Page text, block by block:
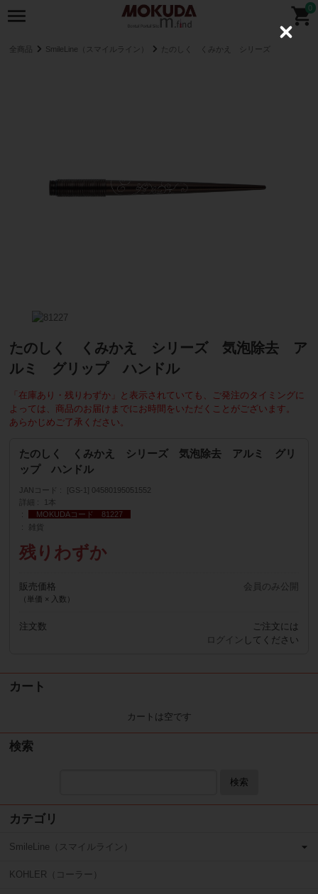
0
全商品 SmileLine（スマイルライン） たのしく くみかえ シリーズ
たのしく くみかえ シリーズ 気泡除去 ア
ルミ グリップ ハンドル
「在庫あり・残りわずか」と表示されていても、ご発注のタイミングに
よっては、商品のお届けまでにお時間をいただくことがございます。
あらかじめご了承ください。
たのしく くみかえ シリーズ 気泡除去 アルミ グリ
ップ ハンドル
JANコード
[GS-1] 04580195051552
詳細
1本
MOKUDAコード 81227
雑貨
残りわずか
販売価格
（単価 × 入数）
会員のみ公開
注文数
ご注文には
ログイン してください
カート
カートは空です
検索
検索
カテゴリ
SmileLine（スマイルライン）
KOHLER（コーラー）
C